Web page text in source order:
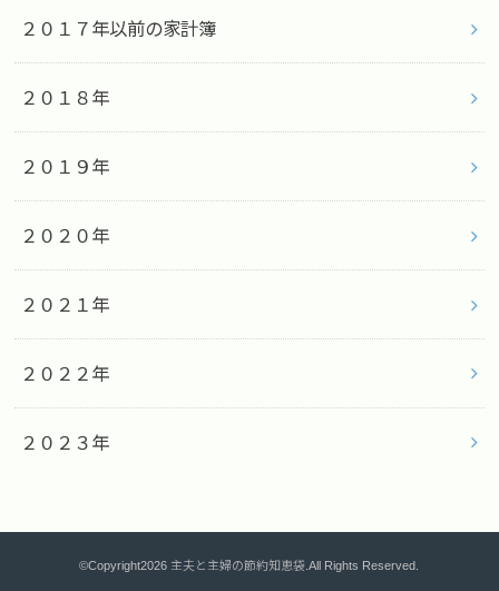
２０１７年以前の家計簿
２０１８年
２０１９年
２０２０年
２０２１年
２０２２年
２０２３年
©Copyright2026 主夫と主婦の節約知恵袋 .All Rights Reserved.